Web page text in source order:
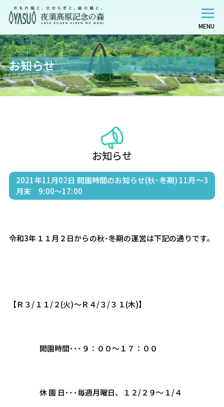
MENU
お知らせ
お知らせ
2021年11月02日 開園時間のお知らせ(秋･冬期) 11月～3
月末 9:00～17:00
令和3年１１月２日からの秋･冬期の運営は下記の通りです。
【Ｒ３/１１/２(火)～Ｒ４/３/３１(木)】
開園時間･･･９：００～１７：００
休 園 日･･･毎週月曜日、１２/２９～１/４